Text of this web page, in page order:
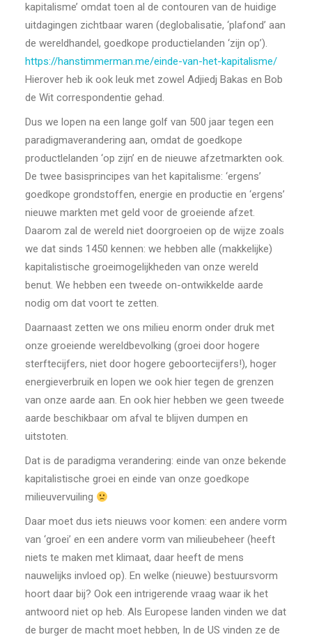
kapitalisme’ omdat toen al de contouren van de huidige
uitdagingen zichtbaar waren (deglobalisatie, ‘plafond’ aan
de wereldhandel, goedkope productielanden ‘zijn op’).
https://hanstimmerman.me/einde-van-het-kapitalisme/
Hierover heb ik ook leuk met zowel Adjiedj Bakas en Bob
de Wit correspondentie gehad.
Dus we lopen na een lange golf van 500 jaar tegen een
paradigmaverandering aan, omdat de goedkope
productlelanden ‘op zijn’ en de nieuwe afzetmarkten ook.
De twee basisprincipes van het kapitalisme: ‘ergens’
goedkope grondstoffen, energie en productie en ‘ergens’
nieuwe markten met geld voor de groeiende afzet.
Daarom zal de wereld niet doorgroeien op de wijze zoals
we dat sinds 1450 kennen: we hebben alle (makkelijke)
kapitalistische groeimogelijkheden van onze wereld
benut. We hebben een tweede on-ontwikkelde aarde
nodig om dat voort te zetten.
Daarnaast zetten we ons milieu enorm onder druk met
onze groeiende wereldbevolking (groei door hogere
sterftecijfers, niet door hogere geboortecijfers!), hoger
energieverbruik en lopen we ook hier tegen de grenzen
van onze aarde aan. En ook hier hebben we geen tweede
aarde beschikbaar om afval te blijven dumpen en
uitstoten.
Dat is de paradigma verandering: einde van onze bekende
kapitalistische groei en einde van onze goedkope
milieuvervuiling
Daar moet dus iets nieuws voor komen: een andere vorm
van ‘groei’ en een andere vorm van milieubeheer (heeft
niets te maken met klimaat, daar heeft de mens
nauwelijks invloed op). En welke (nieuwe) bestuursvorm
hoort daar bij? Ook een intrigerende vraag waar ik het
antwoord niet op heb. Als Europese landen vinden we dat
de burger de macht moet hebben, In de US vinden ze de